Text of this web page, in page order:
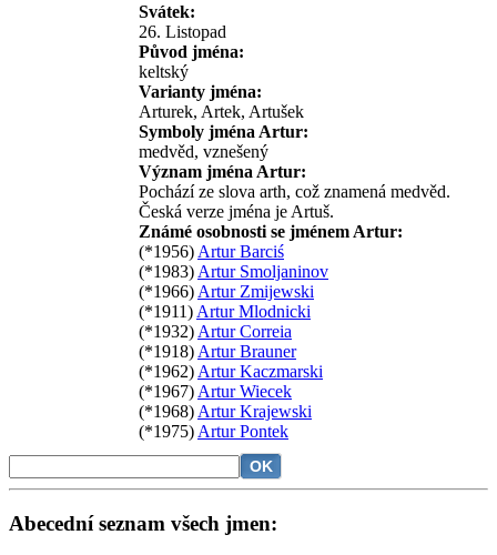
Svátek:
26. Listopad
Původ jména:
keltský
Varianty jména:
Arturek, Artek, Artušek
Symboly jména Artur:
medvěd, vznešený
Význam jména Artur:
Pochází ze slova arth, což znamená medvěd.
Česká verze jména je Artuš.
Známé osobnosti se jménem Artur:
(*1956) Artur Barciś
(*1983) Artur Smoljaninov
(*1966) Artur Zmijewski
(*1911) Artur Mlodnicki
(*1932) Artur Correia
(*1918) Artur Brauner
(*1962) Artur Kaczmarski
(*1967) Artur Wiecek
(*1968) Artur Krajewski
(*1975) Artur Pontek
Abecední seznam všech jmen: